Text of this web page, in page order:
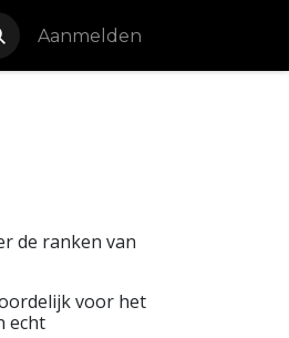
Aanmelden
de ranken van
voor het
echt